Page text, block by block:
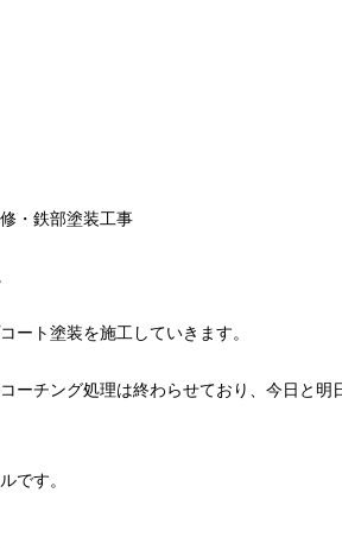
・鉄部塗装工事
ート塗装を施工していきます。
ーチング処理は終わらせており、今日と明
です。